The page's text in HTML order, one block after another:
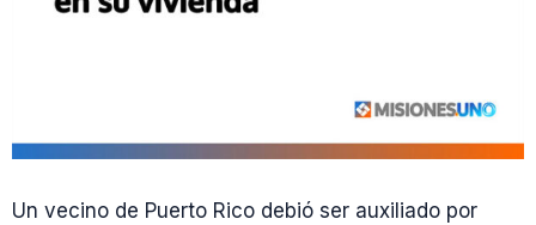
Un vecino de Puerto Rico debió ser auxiliado por